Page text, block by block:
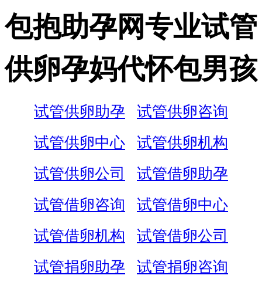
包抱助孕网专业试管
供卵孕妈代怀包男孩
试管供卵助孕
试管供卵咨询
试管供卵中心
试管供卵机构
试管供卵公司
试管借卵助孕
试管借卵咨询
试管借卵中心
试管借卵机构
试管借卵公司
试管捐卵助孕
试管捐卵咨询